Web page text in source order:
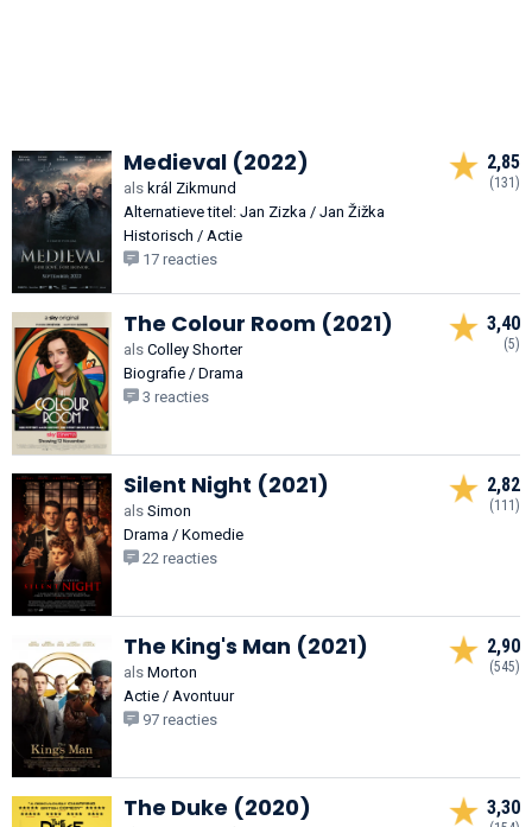
Medieval (2022)
als král Zikmund
Alternatieve titel: Jan Zizka / Jan Žižka
Historisch / Actie
17 reacties
2,85
(131)
The Colour Room (2021)
als Colley Shorter
Biografie / Drama
3 reacties
3,40
(5)
Silent Night (2021)
als Simon
Drama / Komedie
22 reacties
2,82
(111)
The King's Man (2021)
als Morton
Actie / Avontuur
97 reacties
2,90
(545)
The Duke (2020) 3,30